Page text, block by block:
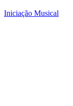
Iniciação Musical